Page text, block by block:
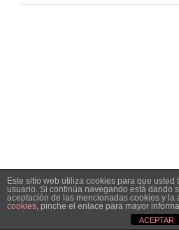
QuickPatent © Copyright
Este sitio web utiliza cookies para que
usuario. Si continúa navegando está dando
aceptación de las mencionadas cookies y la
cookies, pinche el enlace para mayor
ACEPTAR